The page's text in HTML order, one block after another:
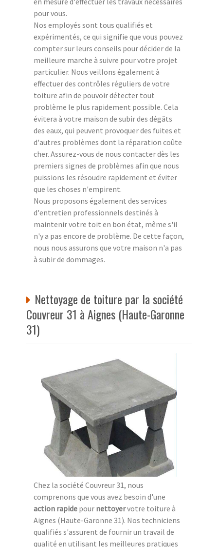
pour vous.
Nos employés sont tous qualifiés et
expérimentés, ce qui signifie que vous pouvez
compter sur leurs conseils pour décider de la
meilleure marche à suivre pour votre projet
particulier. Nous veillons également à
effectuer des contrôles réguliers de votre
toiture afin de pouvoir détecter tout
problème le plus rapidement possible. Cela
évitera à votre maison de subir des dégâts
des eaux, qui peuvent provoquer des fuites et
d'autres problèmes dont la réparation coûte
cher. Assurez-vous de nous contacter dès les
premiers signes de problèmes afin que nous
puissions les résoudre rapidement et éviter
que les choses n'empirent.
Nous proposons également des services
d'entretien professionnels destinés à
maintenir votre toit en bon état, même s'il
n'y a pas encore de problème. De cette façon,
nous nous assurons que votre maison n'a pas
à subir de dommages.
Nettoyage de toiture par la société
Couvreur 31 à Aignes (Haute-Garonne
31)
Chez la société Couvreur 31, nous
comprenons que vous avez besoin d'une
action rapide pour nettoyervotre toiture à
Aignes (Haute-Garonne 31). Nos techniciens
qualifiés s'assurent de fournir un travail de
qualité en utilisant les meilleures pratiques